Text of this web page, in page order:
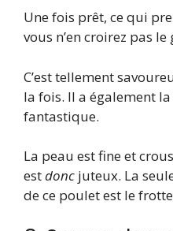
Une fois prêt, ce qui
vous n’en croirez pas le
C’est tellement
la fois. Il a également
fantastique.
La peau est fine et
estdonc juteux. La
de ce poulet est le